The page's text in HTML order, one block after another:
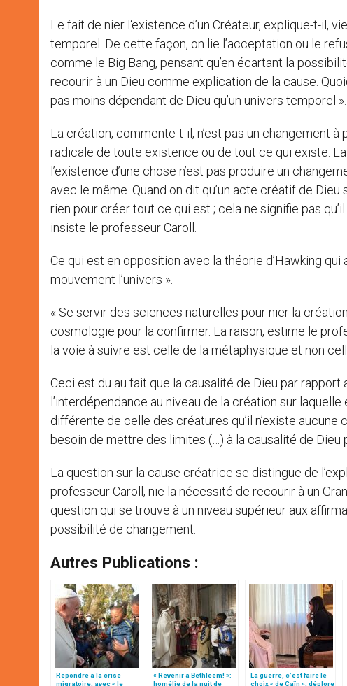
Le fait de nier l‘existence d’un Créateur, explique-t-il,
temporel. De cette façon, on lie l’acceptation ou le
comme le Big Bang, pensant qu’en écartant la
recourir à un Dieu comme explication de la cause.
pas moins dépendant de Dieu qu’un univers temporel ».
La création, commente-t-il, n’est pas un changement
radicale de toute existence ou de tout ce qui existe.
l’existence d’une chose n’est pas produire un
avec le même. Quand on dit qu’un acte créatif de Dieu
rien pour créer tout ce qui est ; cela ne signifie pas qu’il
insiste le professeur Caroll.
Ce qui est en opposition avec la théorie d’Hawking
mouvement l’univers ».
« Se servir des sciences naturelles pour nier la
cosmologie pour la confirmer. La raison, estime le
la voie à suivre est celle de la métaphysique et non
Ceci est du au fait que la causalité de Dieu par
l’interdépendance au niveau de la création sur
différente de celle des créatures qu’il n’existe
besoin de mettre des limites (…) à la causalité de Dieu
La question sur la cause créatrice se distingue de
professeur Caroll, nie la nécessité de recourir à un
question qui se trouve à un niveau supérieur aux
possibilité de changement.
Autres Publications :
Répondre à la crise
migratoire, avec « le
« Revenir à Bethléem! »:
homélie de la nuit de
La guerre, c’est faire le
choix « de Caïn », déplore